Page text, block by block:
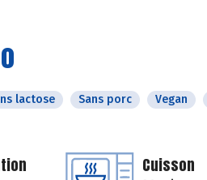
lactose Sans porc Vegan
Cuisson